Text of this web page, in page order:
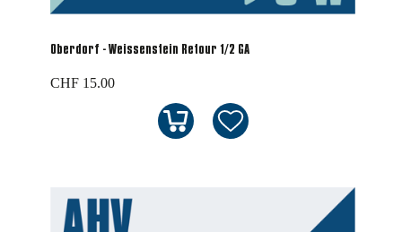
Oberdorf - Weissenstein Retour 1/2 GA
CHF 15.00